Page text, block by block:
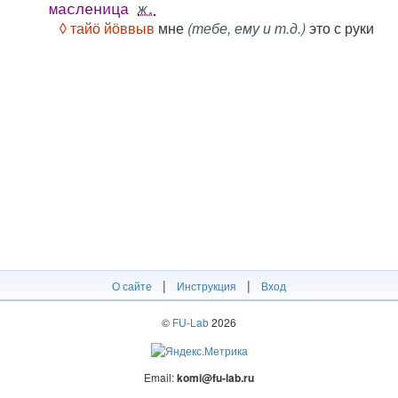
масленицаж.
◊ тайӧ йӧввыв мне (тебе, ему и т.д.)это с руки
О сайте | Инструкция | Вход
© FU-Lab2026
Email:komi@fu-lab.ru